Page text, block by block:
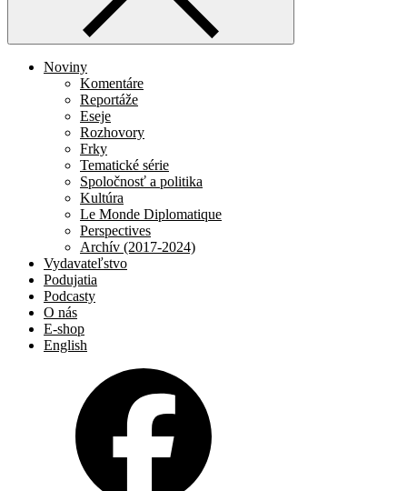
Noviny
Komentáre
Reportáže
Eseje
Rozhovory
Frky
Tematické série
Spoločnosť a politika
Kultúra
Le Monde Diplomatique
Perspectives
Archív (2017-2024)
Vydavateľstvo
Podujatia
Podcasty
O nás
E-shop
English